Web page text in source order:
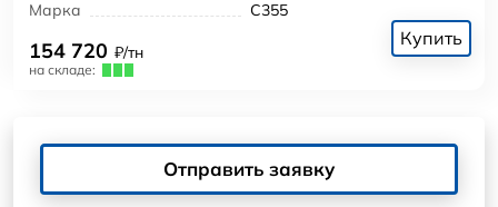
Марка
С355
154 720 ₽/тн
на складе:
Купить
Отправить заявку